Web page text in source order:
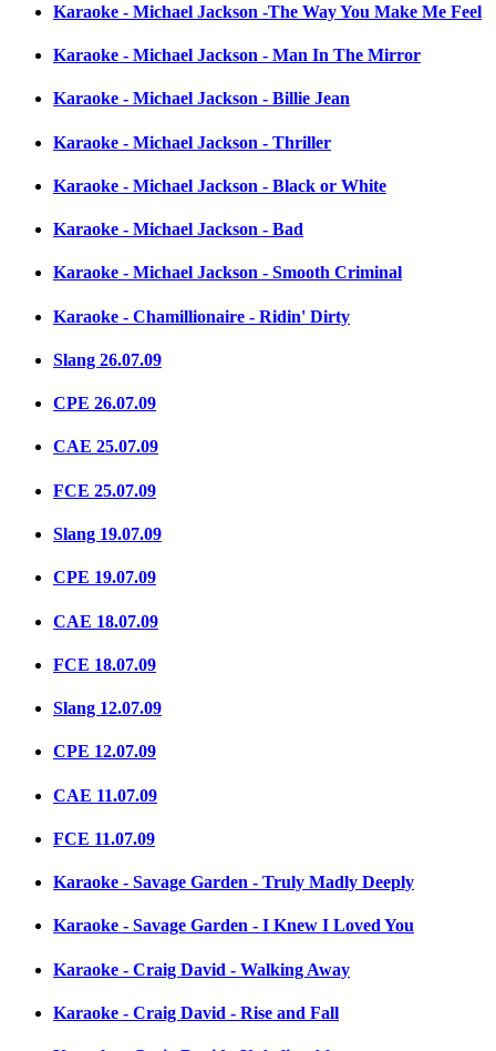
Karaoke - Michael Jackson -The Way You Make Me Feel
Karaoke - Michael Jackson - Man In The Mirror
Karaoke - Michael Jackson - Billie Jean
Karaoke - Michael Jackson - Thriller
Karaoke - Michael Jackson - Black or White
Karaoke - Michael Jackson - Bad
Karaoke - Michael Jackson - Smooth Criminal
Karaoke - Chamillionaire - Ridin' Dirty
Slang 26.07.09
CPE 26.07.09
CAE 25.07.09
FCE 25.07.09
Slang 19.07.09
CPE 19.07.09
CAE 18.07.09
FCE 18.07.09
Slang 12.07.09
CPE 12.07.09
CAE 11.07.09
FCE 11.07.09
Karaoke - Savage Garden - Truly Madly Deeply
Karaoke - Savage Garden - I Knew I Loved You
Karaoke - Craig David - Walking Away
Karaoke - Craig David - Rise and Fall